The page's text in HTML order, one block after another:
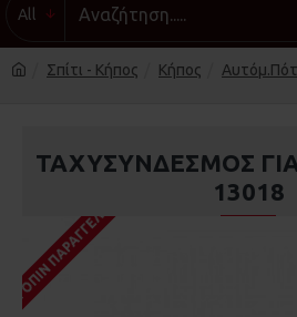
All
Σπίτι - Κήπος Κήπος
ΤΑΧΥΣΥΝΔΕΣΜΟΣ
13018
ΠΑΡΑΓΓΕΛΊΑΣ